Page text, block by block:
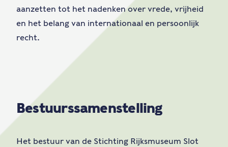
aanzetten tot het nadenken over vrede, vrijheid
en het belang van internationaal en persoonlijk
recht.
Bestuurssamenstelling
Het bestuur van de Stichting Rijksmuseum Slot